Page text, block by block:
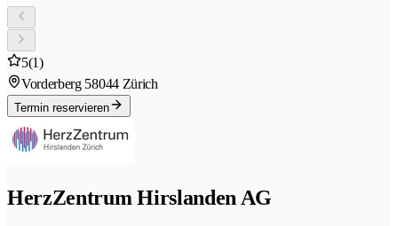
5(1)
Vorderberg 58044 Zürich
Termin reservieren
HerzZentrum Hirslanden AG